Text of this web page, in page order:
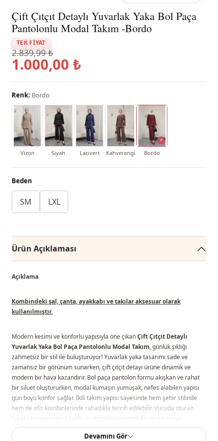
Çift Çıtçıt Detaylı Yuvarlak Yaka Bol Paça
Pantolonlu Modal Takım -Bordo
TEK FİYAT
2.839,99 ₺
1.000,00 ₺
Renk: Bordo
Vizon Siyah Lacivert Kahverengi Bordo
Beden
SM LXL
Ürün Açıklaması
Açıklama
Kombindeki şal, çanta, ayakkabı ve takılar aksesuar olarak
kullanılmıştır.
Modern kesimi ve konforlu yapısıyla öne çıkanÇift Çıtçıt Detaylı
Yuvarlak Yaka Bol Paça Pantolonlu Modal Takım,günlük şıklığı
zahmetsiz bir stil ile buluşturuyor! Yuvarlak yaka tasarımı sade ve
zamansız bir görünüm sunarken, çift çıtçıt detayı ürüne dinamik ve
modern bir hava kazandırır. Bol paça pantolon formu akışkan ve rahat
bir siluet oluştururken, modal kumaşın yumuşak, nefes alabilen yapısı
gün boyu konfor sağlar. İkili takım yapısı sayesinde hem şehir stilinde
hem de ofis kombinlerinde rahatlıkla tercih edilebilir. Vücuda oturan
fakat sıkmayan ideal kalıbı ile dengeli ve estetik bir duruş sunar.
Devamını Gör